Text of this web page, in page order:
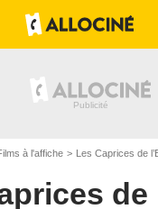
à l'affiche Les Caprices de
de